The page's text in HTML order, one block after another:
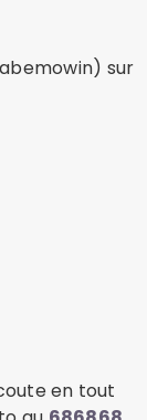
sur
en tout